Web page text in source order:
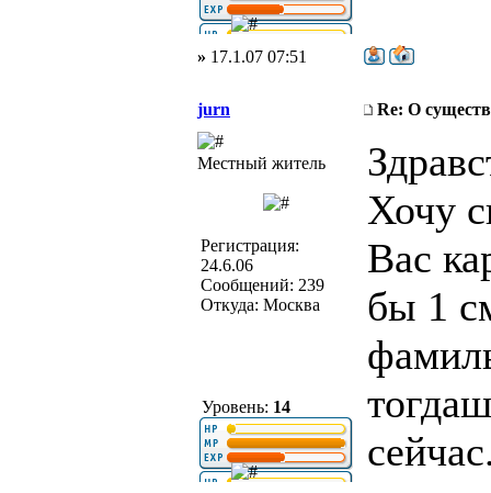
» 17.1.07 07:51
jurn Re: О
Местный житель
Регистрация:
24.6.06
Сообщений: 239
Откуда: Москва
Уровень: 14
Хочу
Вас
бы 1